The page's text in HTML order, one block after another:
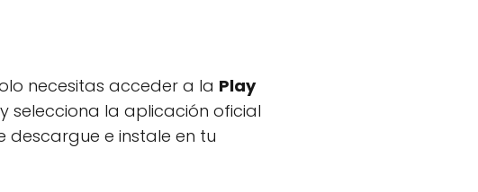
necesitas acceder a la Play
selecciona la aplicación oficial
descargue e instale en tu